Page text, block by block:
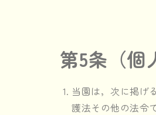
第5条（個
当園は，次に掲げ
護法その他の法令